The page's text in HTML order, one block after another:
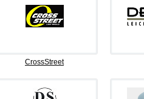
CrossStreet